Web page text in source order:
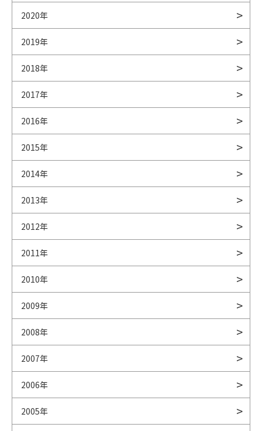
2020年
2019年
2018年
2017年
2016年
2015年
2014年
2013年
2012年
2011年
2010年
2009年
2008年
2007年
2006年
2005年